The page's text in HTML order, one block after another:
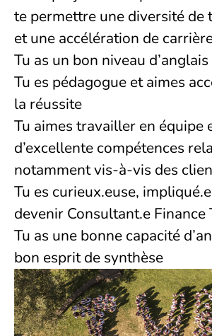
te permettre une diversité de
et une accélération de
Tu as un bon niveau d’anglais
Tu es pédagogue et aimes
la réussite
Tu aimes travailler en équipe
d’excellente compétences
notamment vis-à-vis des
Tu es curieux.euse,
devenir Consultant.e Finance
Tu as une bonne capacité
bon esprit de synthèse